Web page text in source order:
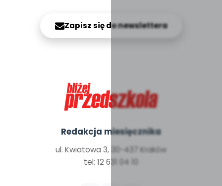
Zapisz się do newslettera
Redakcja miesięcznika
ul. Kwiatowa 3, 30-437 Kraków
tel: 12 631 04 10